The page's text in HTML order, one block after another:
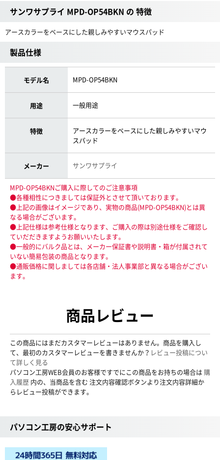
サンワサプライ MPD-OP54BKN の 特徴
アースカラーをベースにした親しみやすいマウスパッド
製品仕様
モデル名 MPD-OP54BKN
用途 一般用途
特徴
アースカラーをベースにした親しみやすいマウ
スパッド
メーカー サンワサプライ
MPD-OP54BKNご購入に際してのご注意事項
●各種相性につきましては保証外とさせて頂いております。
●上記の画像はイメージであり、実物の商品(MPD-OP54BKN)とは異
なる場合がございます。
●上記仕様は参考仕様となります、ご購入の際は別途仕様をご確認し
ていだだきますようお願いいたします。
●一般的にバルク品とは、メーカー保証書や説明書・箱が付属されて
いない簡易包装の商品となります。
●通販価格に関しましては各店舗・法人事業部と異なる場合がござい
ます。
商品レビュー
この商品にはまだカスタマーレビューはありません。商品を購入し
て、最初のカスタマーレビューを書きませんか？ レビュー投稿につい
て詳しく見る
パソコン工房WEB会員のお客様ですでにこの商品をお持ちの場合は 購
入履歴 内の、当商品を含む 注文内容確認ボタンより注文内容詳細か
らレビュー投稿ができます。
パソコン工房の安心サポート